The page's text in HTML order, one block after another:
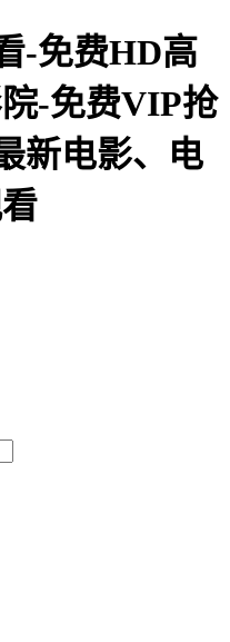
-免费HD高
-免费VIP抢
新电影、电